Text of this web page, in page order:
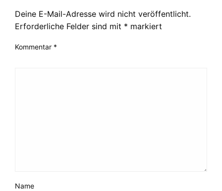
Deine E-Mail-Adresse wird nicht veröffentlicht.
Erforderliche Felder sind mit * markiert
Kommentar *
Name